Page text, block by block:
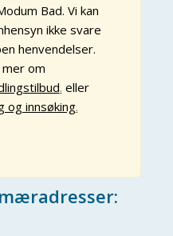
Bad. Vi kan
ikke svare
henvendelser.
mer om
. eller
og innsøking.